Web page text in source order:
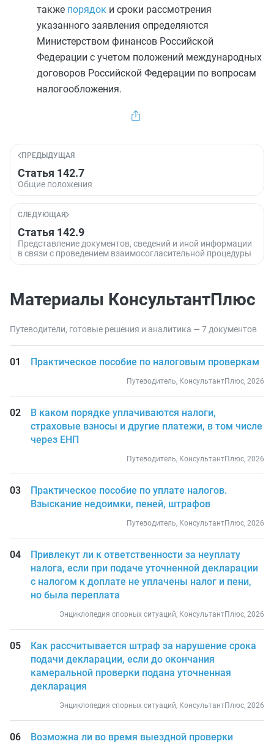
также порядок и сроки рассмотрения
указанного заявления определяются
Министерством финансов Российской
Федерации с учетом положений международных
договоров Российской Федерации по вопросам
налогообложения.
ПРЕДЫДУЩАЯ
Статья 142.7
Общие положения
СЛЕДУЮЩАЯ
Статья 142.9
Представление документов, сведений и иной информации
в связи с проведением взаимосогласительной процедуры
Материалы КонсультантПлюс
Путеводители, готовые решения и аналитика — 7 документов
Практическое пособие по налоговым проверкам
Путеводитель, КонсультантПлюс, 2026
В каком порядке уплачиваются налоги,
страховые взносы и другие платежи, в том числе
через ЕНП
Путеводитель, КонсультантПлюс, 2026
Практическое пособие по уплате налогов.
Взыскание недоимки, пеней, штрафов
Путеводитель, КонсультантПлюс, 2026
Привлекут ли к ответственности за неуплату
налога, если при подаче уточненной декларации
с налогом к доплате не уплачены налог и пени,
но была переплата
Энциклопедия спорных ситуаций, КонсультантПлюс, 2026
Как рассчитывается штраф за нарушение срока
подачи декларации, если до окончания
камеральной проверки подана уточненная
декларация
Энциклопедия спорных ситуаций, КонсультантПлюс, 2026
Возможна ли во время выездной проверки